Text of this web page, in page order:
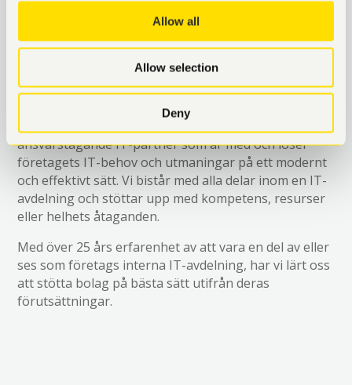
Allow all
Allow selection
Deny
VILKA ÄR THALAMUS?
Thalamus är en helhetspartner inom IT, där ert
företag alltid står i fokus. Oavsett bolagsstorlek
utgår vi ifrån hur er verksamhet ser ut.
En typisk Thalamus-kund är ett företag som söker en
ansvarstagande IT-partner som är med och löser
företagets IT-behov och utmaningar på ett modernt
och effektivt sätt. Vi bistår med alla delar inom en IT-
avdelning och stöttar upp med kompetens, resurser
eller helhets åtaganden.
Med över 25 års erfarenhet av att vara en del av eller
ses som företags interna IT-avdelning, har vi lärt oss
att stötta bolag på bästa sätt utifrån deras
förutsättningar.